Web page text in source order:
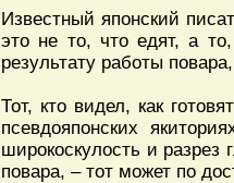
Известный японский
это не то, что едят, а
результату работы
Тот, кто видел, как
псевдояпонских
широкоскулость и разрез
повара, – тот может по